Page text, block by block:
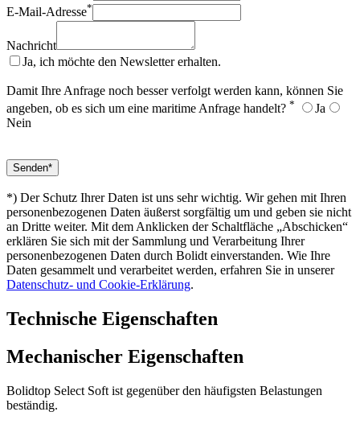
E-Mail-Adresse*
Nachricht
Ja, ich möchte den Newsletter erhalten.
Damit Ihre Anfrage noch besser verfolgt werden kann, können Sie
angeben, ob es sich um eine maritime Anfrage handelt? *
Ja
Nein
*) Der Schutz Ihrer Daten ist uns sehr wichtig. Wir gehen mit Ihren
personenbezogenen Daten äußerst sorgfältig um und geben sie nicht
an Dritte weiter. Mit dem Anklicken der Schaltfläche „Abschicken“
erklären Sie sich mit der Sammlung und Verarbeitung Ihrer
personenbezogenen Daten durch Bolidt einverstanden. Wie Ihre
Daten gesammelt und verarbeitet werden, erfahren Sie in unserer
Datenschutz- und Cookie-Erklärung.
Technische Eigenschaften
Mechanischer Eigenschaften
Bolidtop Select Soft ist gegenüber den häufigsten Belastungen
beständig.